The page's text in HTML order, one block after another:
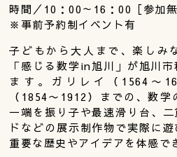
時間／10：00～16：00［参加無
※事前予約制イベント有
子どもから大人まで、楽しみ
「感じる数学in旭川」が旭川
ます。ガリレイ（1564〜
（1854〜1912）までの、数
一端を振り子や最速滑り台、
ドなどの展示制作物で実際に
重要な歴史やアイデアを体感で